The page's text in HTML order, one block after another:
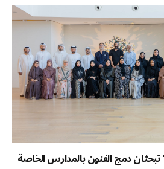
تبحثان دمج الفنون بالمدارس الخاصة